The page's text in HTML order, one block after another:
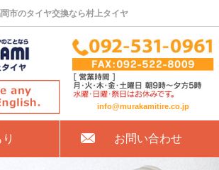
市のタイヤ交換なら村上タイヤ
info@murakamitire.co.jp
お問い合わせ